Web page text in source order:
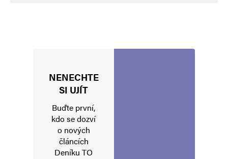
NENECHTE
SI UJÍT
Buďte první,
kdo se dozví
o nových
článcích
Deníku TO